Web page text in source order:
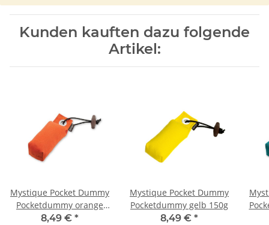
Kunden kauften dazu folgende
Artikel:
Mystique Pocket Dummy
Pocketdummy orange
150g
8,49 € *
Mystique Pocket Dummy
Pocketdummy gelb 150g
8,49 € *